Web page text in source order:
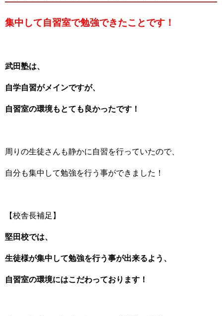
集中して自習室で勉強できたことです！
武田塾は、
自学自習がメインですが、
自習室の環境もとても良かったです！
周りの生徒さんも静かに自習を行っていたので、
自分も集中して勉強を行う事ができました！
【校舎長補足】
堅田校では、
生徒様が集中して勉強を行う事が出来るよう、
自習室の環境にはこだわっております！